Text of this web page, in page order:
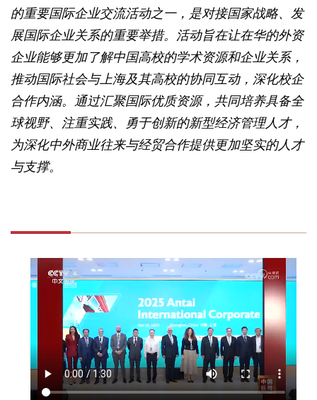
的重要国际企业交流活动之一，是对接国家战略、发
展国际企业关系的重要举措。活动旨在让在华的外资
企业能够更加了解中国高校的学术资源和企业关系，
推动国际社会与上海及其高校的协同互动，深化校企
合作内涵。通过汇聚国际优质资源，共同培养具备全
球视野、注重实践、勇于创新的新型经济管理人才，
为深化中外商业往来与经贸合作提供更加坚实的人才
与支撑。